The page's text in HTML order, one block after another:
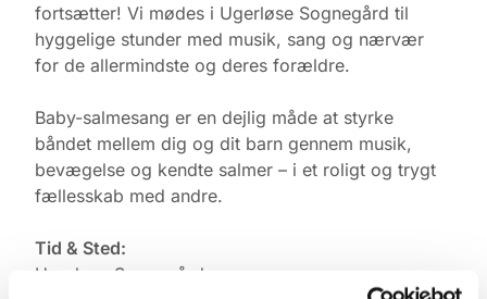
fortsætter! Vi mødes i Ugerløse Sognegård til
hyggelige stunder med musik, sang og nærvær
for de allermindste og deres forældre.
Baby-salmesang er en dejlig måde at styrke
båndet mellem dig og dit barn gennem musik,
bevægelse og kendte salmer – i et roligt og trygt
fællesskab med andre.
Tid & Sted:
Ugerløse Sognegård